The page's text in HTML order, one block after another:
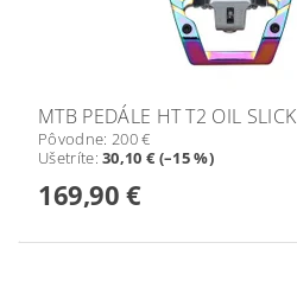
MTB PEDÁLE HT T2 OIL SLICK
Pôvodne: 200 €
Ušetríte:30,10 € (–15 %)
169,90 €